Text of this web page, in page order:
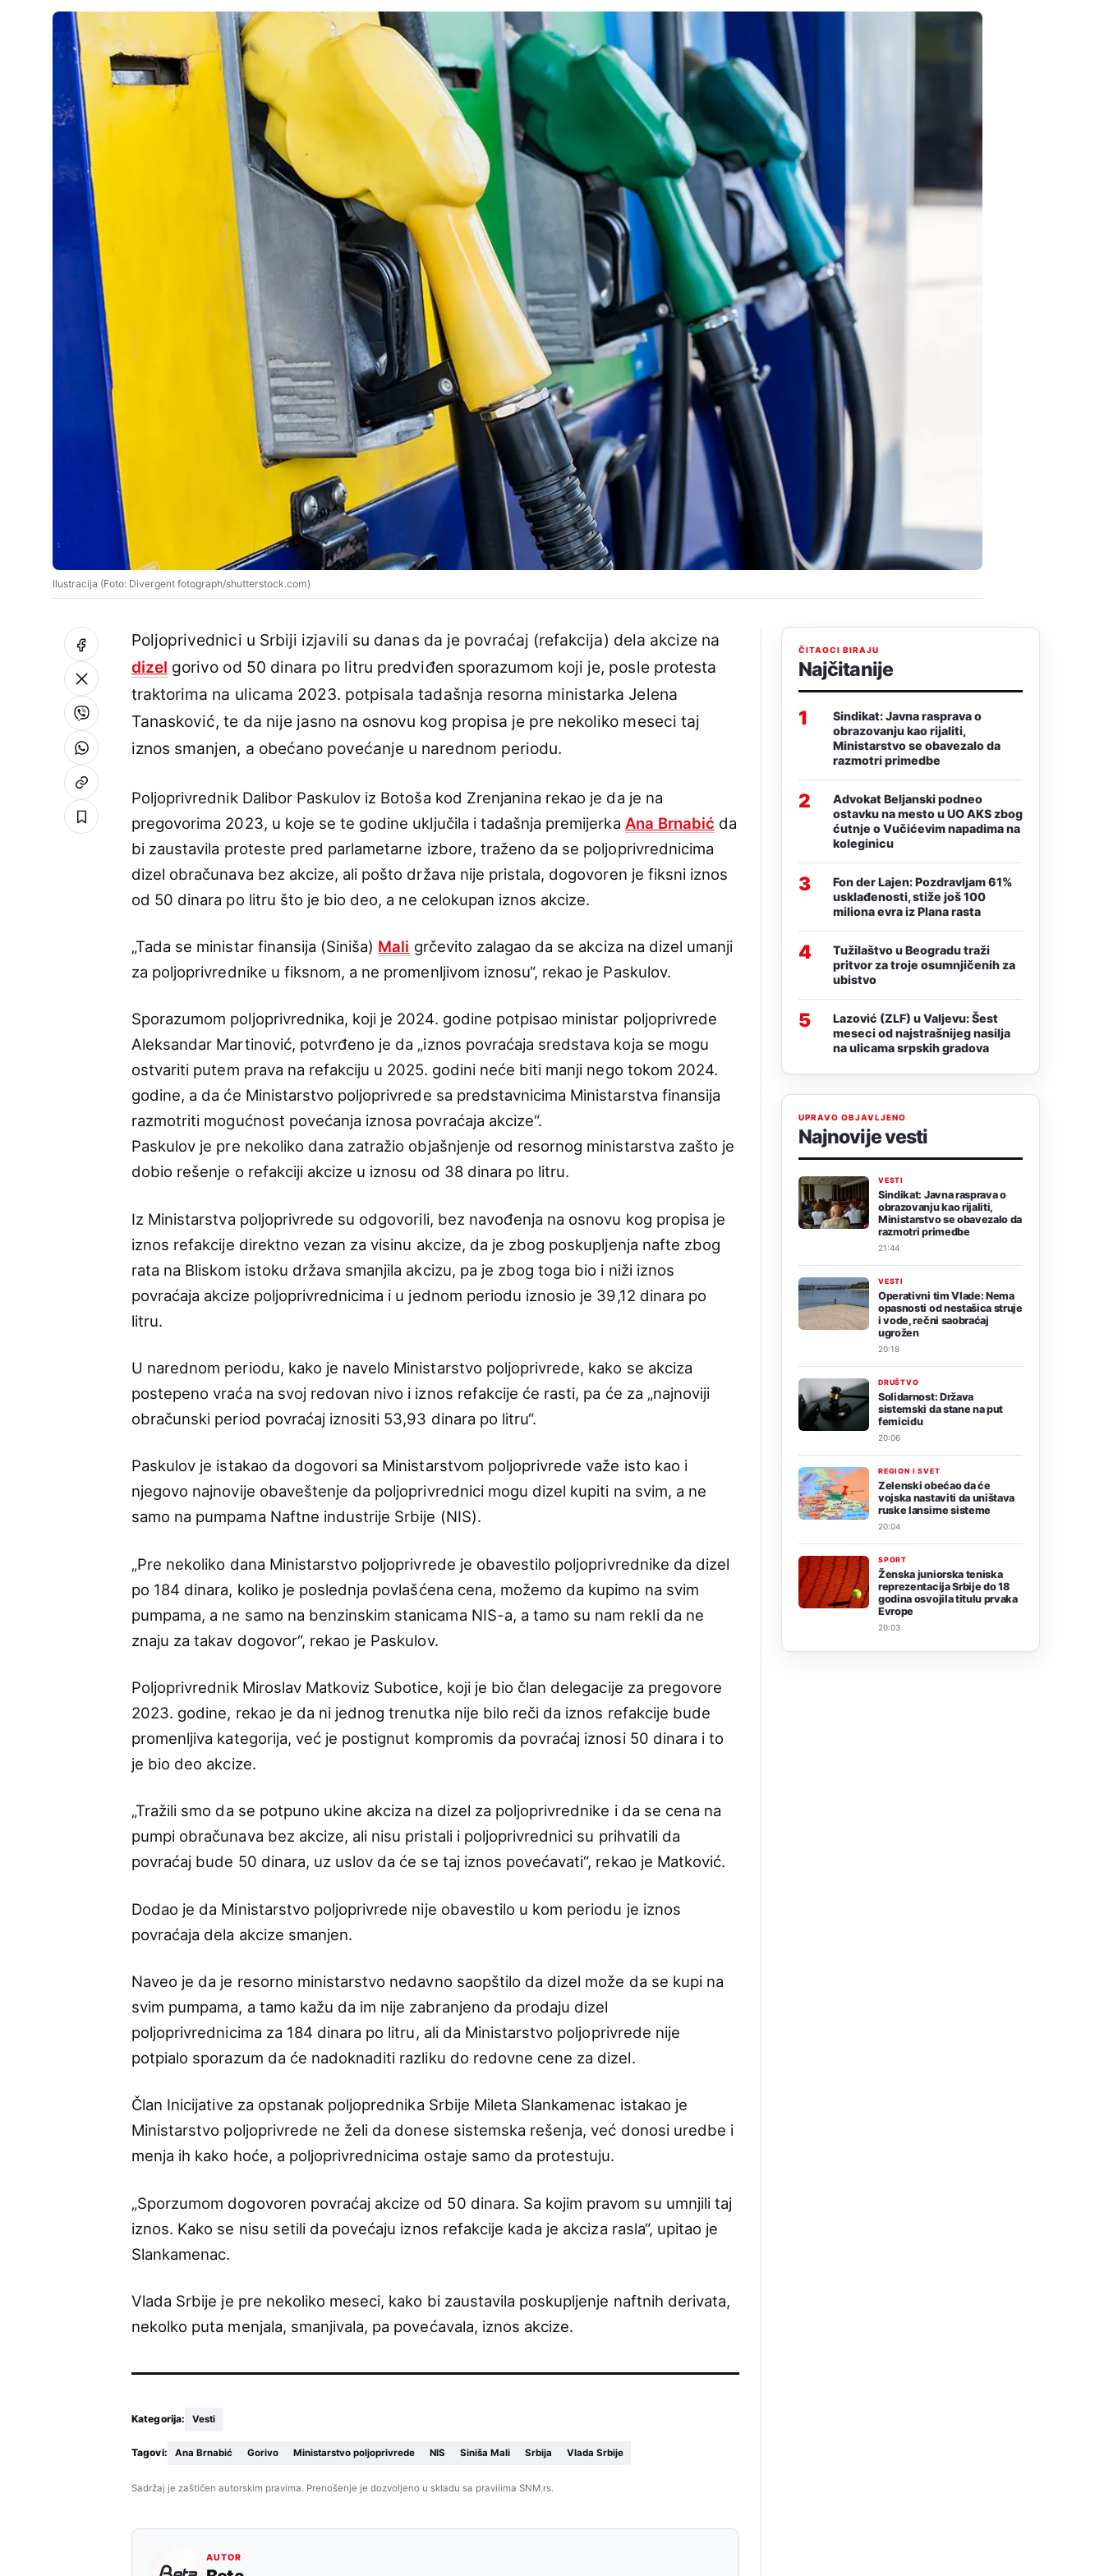
Ilustracija (Foto: Divergent fotograph/shutterstock.com)
Poljoprivednici u Srbiji izjavili su danas da je povraćaj (refakcija) dela akcize na
dizel gorivo od 50 dinara po litru predviđen sporazumom koji je, posle protesta
traktorima na ulicama 2023. potpisala tadašnja resorna ministarka Jelena
Tanasković, te da nije jasno na osnovu kog propisa je pre nekoliko meseci taj
iznos smanjen, a obećano povećanje u narednom periodu.
Poljoprivrednik Dalibor Paskulov iz Botoša kod Zrenjanina rekao je da je na
pregovorima 2023, u koje se te godine uključila i tadašnja premijerka Ana Brnabić da
bi zaustavila proteste pred parlametarne izbore, traženo da se poljoprivrednicima
dizel obračunava bez akcize, ali pošto država nije pristala, dogovoren je fiksni iznos
od 50 dinara po litru što je bio deo, a ne celokupan iznos akcize.
„Tada se ministar finansija (Siniša) Mali grčevito zalagao da se akciza na dizel umanji
za poljoprivrednike u fiksnom, a ne promenljivom iznosu“, rekao je Paskulov.
Sporazumom poljoprivrednika, koji je 2024. godine potpisao ministar poljoprivrede
Aleksandar Martinović, potvrđeno je da „iznos povraćaja sredstava koja se mogu
ostvariti putem prava na refakciju u 2025. godini neće biti manji nego tokom 2024.
godine, a da će Ministarstvo poljoprivrede sa predstavnicima Ministarstva finansija
razmotriti mogućnost povećanja iznosa povraćaja akcize“.
Paskulov je pre nekoliko dana zatražio objašnjenje od resornog ministarstva zašto je
dobio rešenje o refakciji akcize u iznosu od 38 dinara po litru.
Iz Ministarstva poljoprivrede su odgovorili, bez navođenja na osnovu kog propisa je
iznos refakcije direktno vezan za visinu akcize, da je zbog poskupljenja nafte zbog
rata na Bliskom istoku država smanjila akcizu, pa je zbog toga bio i niži iznos
povraćaja akcize poljoprivrednicima i u jednom periodu iznosio je 39,12 dinara po
litru.
U narednom periodu, kako je navelo Ministarstvo poljoprivrede, kako se akciza
postepeno vraća na svoj redovan nivo i iznos refakcije će rasti, pa će za „najnoviji
obračunski period povraćaj iznositi 53,93 dinara po litru“.
Paskulov je istakao da dogovori sa Ministarstvom poljoprivrede važe isto kao i
njegovo najnovije obaveštenje da poljoprivrednici mogu dizel kupiti na svim, a ne
samo na pumpama Naftne industrije Srbije (NIS).
„Pre nekoliko dana Ministarstvo poljoprivrede je obavestilo poljoprivrednike da dizel
po 184 dinara, koliko je poslednja povlašćena cena, možemo da kupimo na svim
pumpama, a ne samo na benzinskim stanicama NIS-a, a tamo su nam rekli da ne
znaju za takav dogovor“, rekao je Paskulov.
Poljoprivrednik Miroslav Matkoviz Subotice, koji je bio član delegacije za pregovore
2023. godine, rekao je da ni jednog trenutka nije bilo reči da iznos refakcije bude
promenljiva kategorija, već je postignut kompromis da povraćaj iznosi 50 dinara i to
je bio deo akcize.
„Tražili smo da se potpuno ukine akciza na dizel za poljoprivrednike i da se cena na
pumpi obračunava bez akcize, ali nisu pristali i poljoprivrednici su prihvatili da
povraćaj bude 50 dinara, uz uslov da će se taj iznos povećavati“, rekao je Matković.
Dodao je da Ministarstvo poljoprivrede nije obavestilo u kom periodu je iznos
povraćaja dela akcize smanjen.
Naveo je da je resorno ministarstvo nedavno saopštilo da dizel može da se kupi na
svim pumpama, a tamo kažu da im nije zabranjeno da prodaju dizel
poljoprivrednicima za 184 dinara po litru, ali da Ministarstvo poljoprivrede nije
potpialo sporazum da će nadoknaditi razliku do redovne cene za dizel.
Član Inicijative za opstanak poljoprednika Srbije Mileta Slankamenac istakao je
Ministarstvo poljoprivrede ne želi da donese sistemska rešenja, već donosi uredbe i
menja ih kako hoće, a poljoprivrednicima ostaje samo da protestuju.
„Sporzumom dogovoren povraćaj akcize od 50 dinara. Sa kojim pravom su umnjili taj
iznos. Kako se nisu setili da povećaju iznos refakcije kada je akciza rasla“, upitao je
Slankamenac.
Vlada Srbije je pre nekoliko meseci, kako bi zaustavila poskupljenje naftnih derivata,
nekolko puta menjala, smanjivala, pa povećavala, iznos akcize.
Kategorija: Vesti
Tagovi: Ana Brnabić Gorivo Ministarstvo poljoprivrede NIS Siniša Mali Srbija Vlada Srbije
Sadržaj je zaštićen autorskim pravima. Prenošenje je dozvoljeno u skladu sa pravilima SNM.rs.
AUTOR
ČITAOCI BIRAJU
Najčitanije
1
Sindikat: Javna rasprava o
obrazovanju kao rijaliti,
Ministarstvo se obavezalo da
razmotri primedbe
2
Advokat Beljanski podneo
ostavku na mesto u UO AKS zbog
ćutnje o Vučićevim napadima na
koleginicu
3
Fon der Lajen: Pozdravljam 61%
usklađenosti, stiže još 100
miliona evra iz Plana rasta
4
Tužilaštvo u Beogradu traži
pritvor za troje osumnjičenih za
ubistvo
5
Lazović (ZLF) u Valjevu: Šest
meseci od najstrašnijeg nasilja
na ulicama srpskih gradova
UPRAVO OBJAVLJENO
Najnovije vesti
VESTI
Sindikat: Javna rasprava o
obrazovanju kao rijaliti,
Ministarstvo se obavezalo da
razmotri primedbe
21:44
VESTI
Operativni tim Vlade: Nema
opasnosti od nestašica struje
i vode, rečni saobraćaj
ugrožen
20:18
DRUŠTVO
Solidarnost: Država
sistemski da stane na put
femicidu
20:06
REGION I SVET
Zelenski obećao da će
vojska nastaviti da uništava
ruske lansirne sisteme
20:04
SPORT
Ženska juniorska teniska
reprezentacija Srbije do 18
godina osvojila titulu prvaka
Evrope
20:03